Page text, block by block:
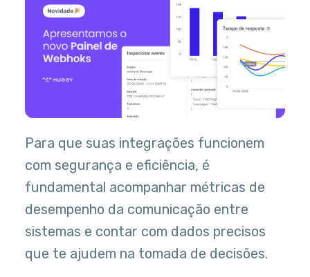
Para que suas integrações funcionem
com segurança e eficiência, é
fundamental acompanhar métricas de
desempenho da comunicação entre
sistemas e contar com dados precisos
que te ajudem na tomada de decisões.